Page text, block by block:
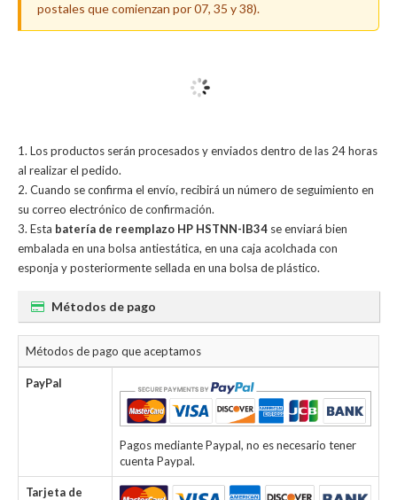
postales que comienzan por 07, 35 y 38).
Los productos serán procesados y enviados dentro de las 24 horas
al realizar el pedido.
Cuando se confirma el envío, recibirá un número de seguimiento en
su correo electrónico de confirmación.
Esta batería de reemplazo HP HSTNN-IB34 se enviará bien
embalada en una bolsa antiestática, en una caja acolchada con
esponja y posteriormente sellada en una bolsa de plástico.
Métodos de pago
Métodos de pago que aceptamos
PayPal
Pagos mediante Paypal, no es necesario tener
cuenta Paypal.
Tarjeta de